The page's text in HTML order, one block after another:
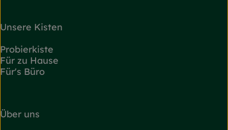
Unsere Kisten
Probierkiste
Für zu Hause
Für's Büro
Über uns